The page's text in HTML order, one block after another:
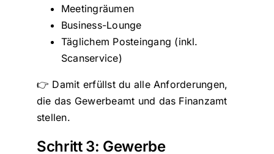
Meetingräumen
Business-Lounge
Täglichem Posteingang (inkl.
Scanservice)
👉 Damit erfüllst du alle Anforderungen,
die das Gewerbeamt und das Finanzamt
stellen.
Schritt 3: Gewerbe